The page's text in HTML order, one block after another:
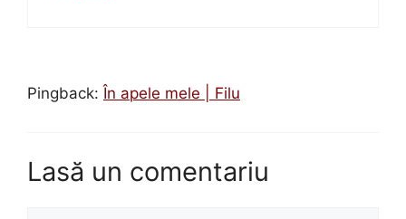
Pingback: În apele mele | Filu
Lasă un comentariu